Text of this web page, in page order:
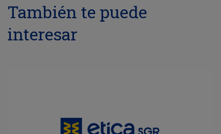
También te puede
interesar